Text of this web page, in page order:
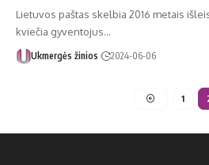
Lietuvos paštas skelbia 2016 metais
kviečia gyventojus…
Ukmergės žinios 2024-06-06
1